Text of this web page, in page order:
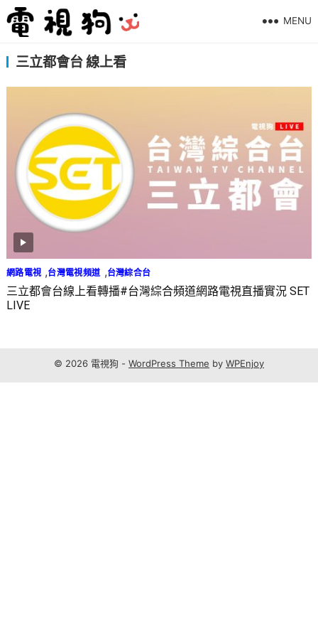
MENU
三立都會台 線上看
網路電視 ,台灣電視頻道 ,台灣綜合台
三立都會台線上看轉播#台灣綜合頻道網路電視直播實況 SET
LIVE
© 2026 電視狗 - WordPress Theme by WPEnjoy